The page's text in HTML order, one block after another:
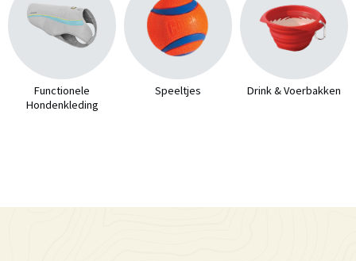
Functionele
Hondenkleding
Speeltjes Drink & Voerbakken